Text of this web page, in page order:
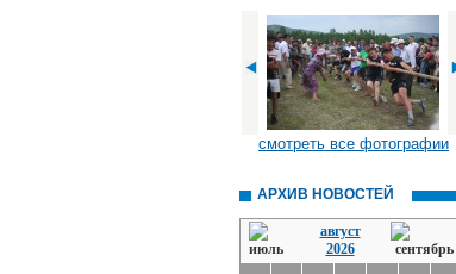
смотреть все фотографии
АРХИВ НОВОСТЕЙ
август
2026